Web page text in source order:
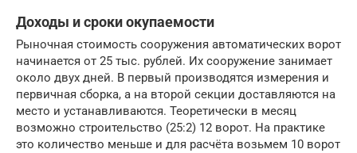
Доходы и сроки окупаемости
Рыночная стоимость сооружения автоматических ворот
начинается от 25 тыс. рублей. Их сооружение занимает
около двух дней. В первый производятся измерения и
первичная сборка, а на второй секции доставляются на
место и устанавливаются. Теоретически в месяц
возможно строительство (25:2) 12 ворот. На практике
это количество меньше и для расчёта возьмем 10 ворот